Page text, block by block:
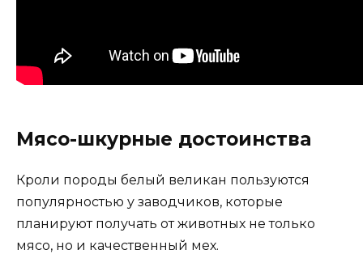
Мясо-шкурные достоинства
Кроли породы белый великан пользуются
популярностью у заводчиков, которые
планируют получать от животных не только
мясо, но и качественный мех.